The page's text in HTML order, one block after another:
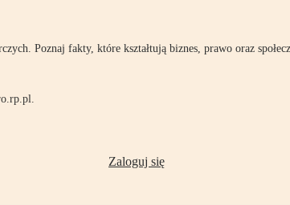
Poznaj fakty, które kształtują biznes, prawo oraz
Zaloguj się